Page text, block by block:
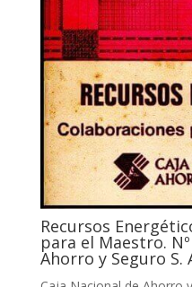
Recursos
para el Maestro.
Ahorro y Seguro S.